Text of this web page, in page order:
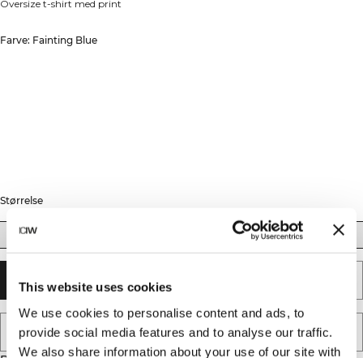
This website uses cookies
We use cookies to personalise content and ads, to
provide social media features and to analyse our traffic.
We also share information about your use of our site with
Oversize t-shirt med print
Farve: Fainting Blue
Størrelse
XS XL XXL
UDSOLGT - GIV MIG BESKED
TILFØJ TIL ØNSKESKYEN